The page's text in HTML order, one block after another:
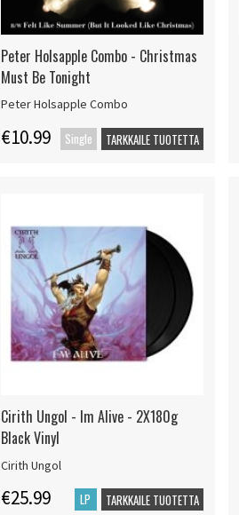
Peter Holsapple Combo - Christmas
Must Be Tonight
Peter Holsapple Combo
€10.99 Single TARKKAILE TUOTETTA
Cirith Ungol - Im Alive - 2X180g
Black Vinyl
Cirith Ungol
€25.99 LP TARKKAILE TUOTETTA